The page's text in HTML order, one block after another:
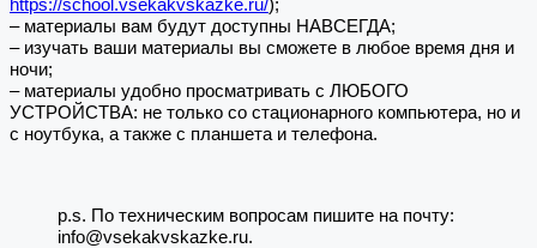
https://school.vsekakvskazke.ru/);
– материалы вам будут доступны НАВСЕГДА;
– изучать ваши материалы вы сможете в любое время дня и
ночи;
– материалы удобно просматривать с ЛЮБОГО
УСТРОЙСТВА: не только со стационарного компьютера, но и
с ноутбука, а также с планшета и телефона.
p.s. По техническим вопросам пишите на почту:
info@vsekakvskazke.ru.